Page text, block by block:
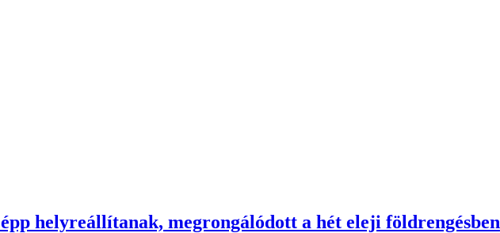
helyreállítanak, megrongálódott a hét eleji földrengésben